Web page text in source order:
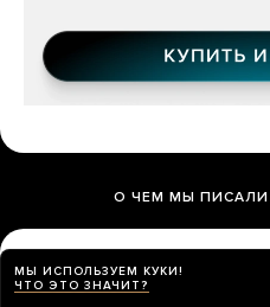
О ЧЕМ МЫ
МЫ ИСПОЛЬЗУЕМ КУКИ!
ЧТО ЭТО ЗНАЧИТ?